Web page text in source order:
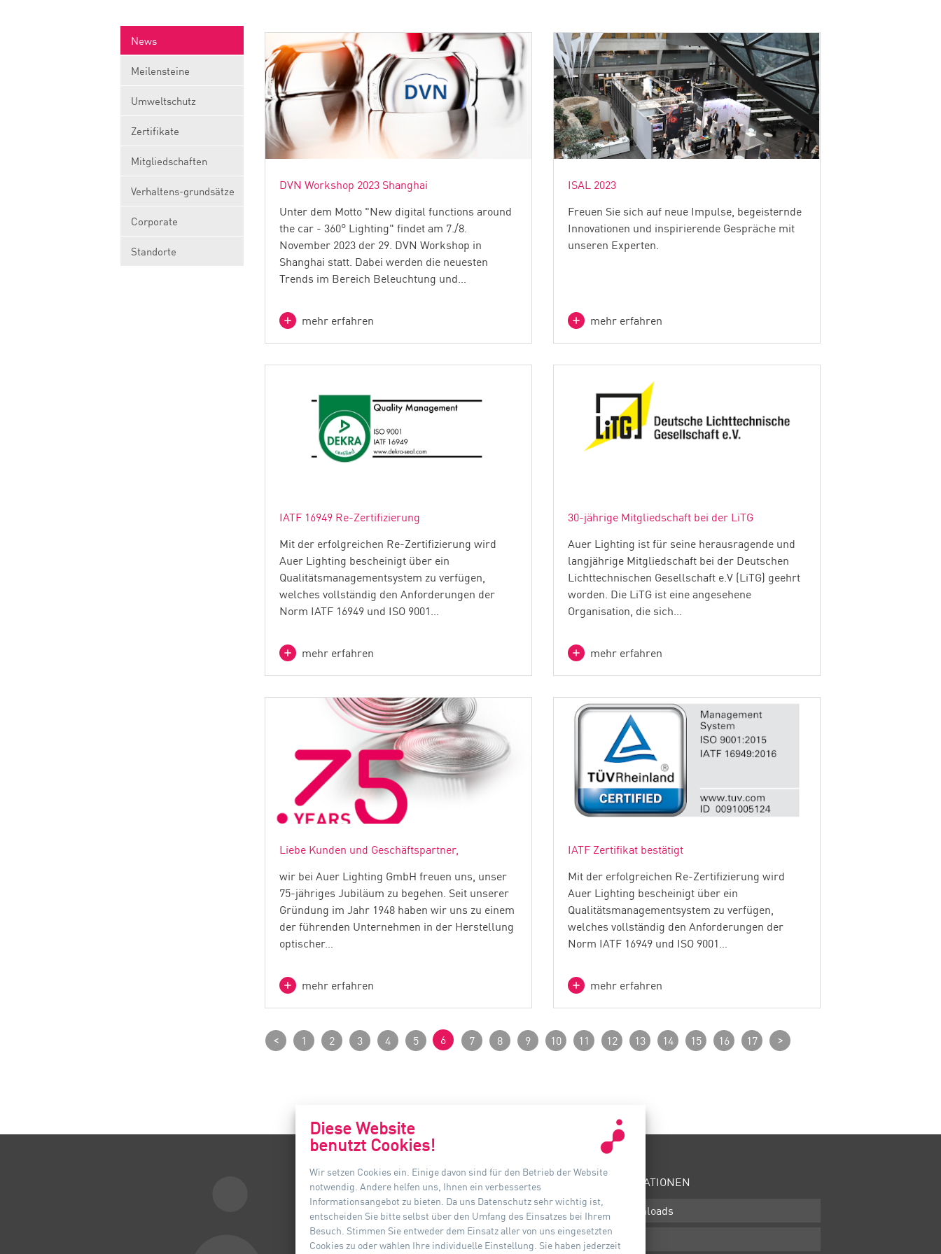
News
Meilensteine
Umweltschutz
Zertifikate
Mitgliedschaften
Verhaltens-grundsätze
Corporate
Standorte
DVN Workshop 2023 Shanghai
Unter dem Motto "New digital functions around
the car - 360° Lighting" findet am 7./8.
November 2023 der 29. DVN Workshop in
Shanghai statt. Dabei werden die neuesten
Trends im Bereich Beleuchtung und…
mehr erfahren
ISAL 2023
Freuen Sie sich auf neue Impulse, begeisternde
Innovationen und inspirierende Gespräche mit
unseren Experten.
mehr erfahren
IATF 16949 Re-Zertifizierung
Mit der erfolgreichen Re-Zertifizierung wird
Auer Lighting bescheinigt über ein
Qualitätsmanagementsystem zu verfügen,
welches vollständig den Anforderungen der
Norm IATF 16949 und ISO 9001…
mehr erfahren
30-jährige Mitgliedschaft bei der LiTG
Auer Lighting ist für seine herausragende und
langjährige Mitgliedschaft bei der Deutschen
Lichttechnischen Gesellschaft e.V (LiTG) geehrt
worden. Die LiTG ist eine angesehene
Organisation, die sich…
mehr erfahren
Liebe Kunden und Geschäftspartner,
wir bei Auer Lighting GmbH freuen uns, unser
75-jähriges Jubiläum zu begehen. Seit unserer
Gründung im Jahr 1948 haben wir uns zu einem
der führenden Unternehmen in der Herstellung
optischer…
mehr erfahren
IATF Zertifikat bestätigt
Mit der erfolgreichen Re-Zertifizierung wird
Auer Lighting bescheinigt über ein
Qualitätsmanagementsystem zu verfügen,
welches vollständig den Anforderungen der
Norm IATF 16949 und ISO 9001…
mehr erfahren
< 1 2 3 4 5 6 7 8 9 10 11 12 13 14 15 16 17 >
KONTAKT
Auer Lighting GmbH
Hildesheimer Straße 35
37581 Bad Gandersheim
INFORMATIONEN
Downloads
AGB
Diese Website
benutzt Cookies!
Wir setzen Cookies ein. Einige davon sind für den Betrieb der Website
notwendig. Andere helfen uns, Ihnen ein verbessertes
Informationsangebot zu bieten. Da uns Datenschutz sehr wichtig ist,
entscheiden Sie bitte selbst über den Umfang des Einsatzes bei Ihrem
Besuch. Stimmen Sie entweder dem Einsatz aller von uns eingesetzten
Cookies zu oder wählen Ihre individuelle Einstellung. Sie haben jederzeit